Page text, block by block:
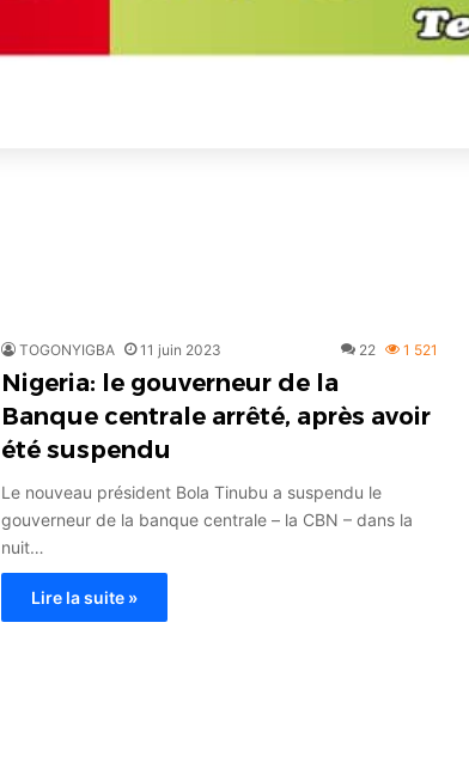
TOGONYIGBA 11 juin 2023 22 1 521
Nigeria: le gouverneur de la
Banque centrale arrêté, après avoir
été suspendu
Le nouveau président Bola Tinubu a suspendu le
gouverneur de la banque centrale – la CBN – dans la
nuit…
Lire la suite »